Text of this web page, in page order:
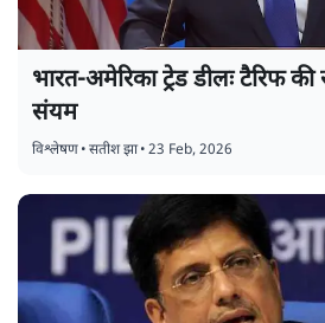
भारत-अमेरिका ट्रेड डीलः टैरिफ
संयम
विश्लेषण•सतीश झा•23 Feb, 2026